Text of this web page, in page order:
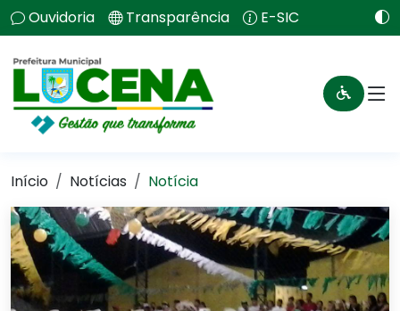
Ouvidoria Transparência E-SIC
Início Notícias Notícia